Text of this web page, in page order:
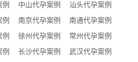
中山代孕案例
汕头代孕案例
南京代孕案例
南通代孕案例
徐州代孕案例
常州代孕案例
例 长沙代孕案例
武汉代孕案例